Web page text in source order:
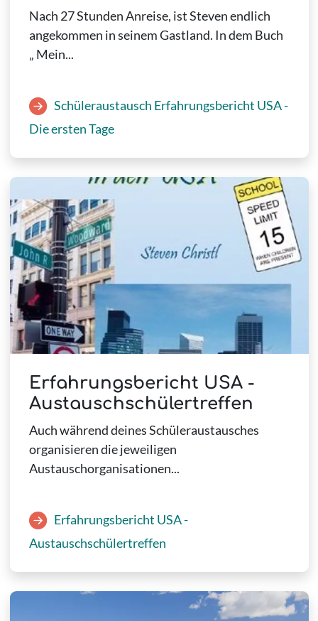
Nach 27 Stunden Anreise, ist Steven endlich
angekommen in seinem Gastland. In dem Buch
„ Mein...
Schüleraustausch Erfahrungsbericht USA -
Die ersten Tage
Erfahrungsbericht USA -
Austauschschülertreffen
Auch während deines Schüleraustausches
organisieren die jeweiligen
Austauschorganisationen...
Erfahrungsbericht USA -
Austauschschülertreffen